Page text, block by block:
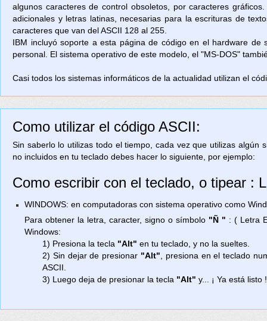
algunos caracteres de control obsoletos, por caracteres
adicionales y letras latinas, necesarias para la escrituras de
caracteres que van del ASCII 128 al 255.
IBM incluyó soporte a esta página de código en el hardware
personal. El sistema operativo de este modelo, el "MS-DOS"
Casi todos los sistemas informáticos de la actualidad utilizan el
Como utilizar el código ASCII:
Sin saberlo lo utilizas todo el tiempo, cada vez que utilizas
no incluidos en tu teclado debes hacer lo siguiente, por ejemplo:
Como escribir con el teclado, o tipear :
WINDOWS: en computadoras con sistema operativo como
Para obtener la letra, caracter, signo o símbolo "Ñ " : ( Letra
Windows:
1) Presiona la tecla "Alt" en tu teclado, y no la sueltes.
2) Sin dejar de presionar "Alt" , presiona en el teclado
ASCII.
3) Luego deja de presionar la tecla "Alt" y... ¡ Ya está listo